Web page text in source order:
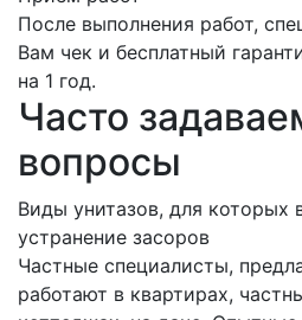
После выполнения работ,
Вам чек и бесплатный
на 1 год.
Часто
вопросы
Виды унитазов, для которых
устранение засоров
Частные специалисты,
работают в квартирах,